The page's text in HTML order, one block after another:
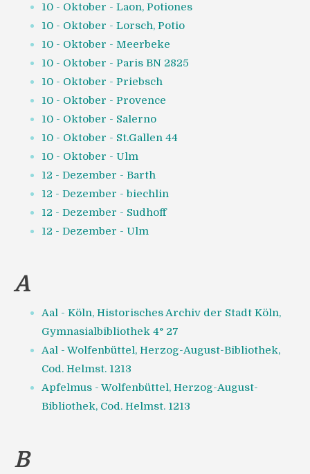
10 - Oktober - Laon, Potiones
10 - Oktober - Lorsch, Potio
10 - Oktober - Meerbeke
10 - Oktober - Paris BN 2825
10 - Oktober - Priebsch
10 - Oktober - Provence
10 - Oktober - Salerno
10 - Oktober - St.Gallen 44
10 - Oktober - Ulm
12 - Dezember - Barth
12 - Dezember - biechlin
12 - Dezember - Sudhoff
12 - Dezember - Ulm
A
Aal - Köln, Historisches Archiv der Stadt Köln,
Gymnasialbibliothek 4° 27
Aal - Wolfenbüttel, Herzog-August-Bibliothek,
Cod. Helmst. 1213
Apfelmus - Wolfenbüttel, Herzog-August-
Bibliothek, Cod. Helmst. 1213
B